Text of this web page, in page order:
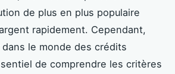
de plus en plus populaire
rapidement. Cependant,
le monde des crédits
de comprendre les critères